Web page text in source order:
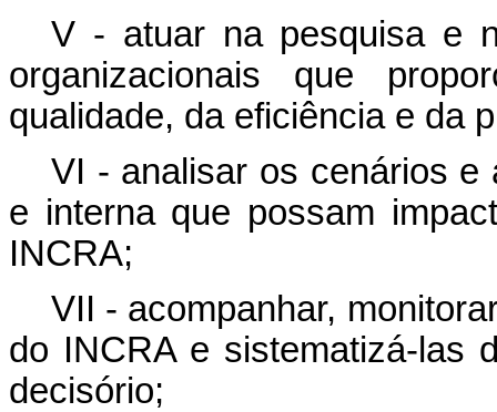
V - atuar na pesquisa e
organizacionais que
qualidade, da eficiência e da
VI - analisar os cenários e
e interna que possam
INCRA;
VII - acompanhar,
do INCRA e sistematizá-las
decisório;